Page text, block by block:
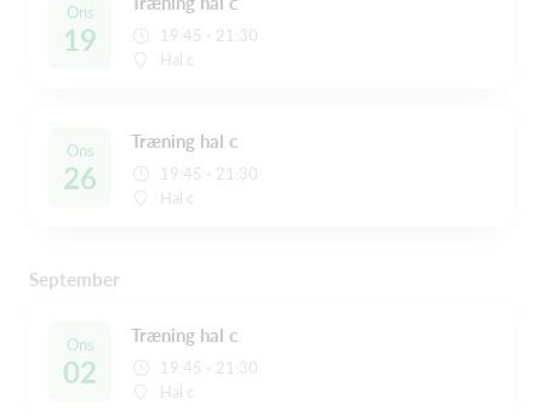
Ons
19
19:45 - 21:30
Hal c
Ons
26
Træning hal c
19:45 - 21:30
Hal c
September
Ons
02
Træning hal c
19:45 - 21:30
Hal c